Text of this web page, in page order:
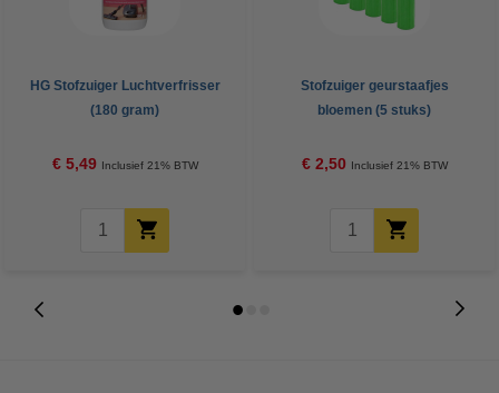
HG Stofzuiger Luchtverfrisser
(180 gram)
€ 5,49 Inclusief 21% BTW
Stofzuiger geurstaafjes
bloemen (5 stuks)
€ 2,50 Inclusief 21% BTW